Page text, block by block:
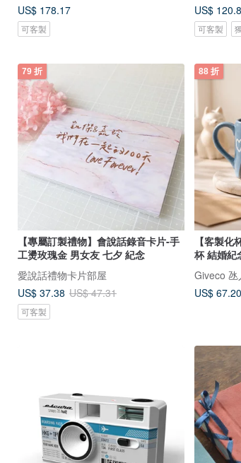
US$ 178.17
可客製
US$
可客製
79 折
【專屬訂製禮物】會說話錄音卡片-手
工燙玫瑰金 男女友 七夕 紀念
愛說話禮物卡片部屋
US$ 37.38 US$ 47.31
可客製
88 折
【客製
杯 結婚紀
Giveco 氹
US$ 67.20